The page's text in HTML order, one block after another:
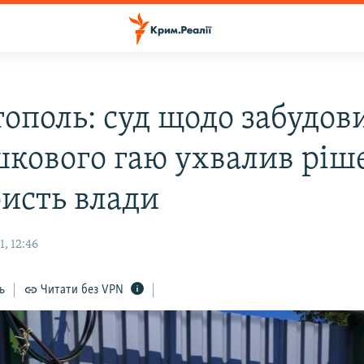
суд щодо
гаю ухвалив
влади
12:46
Читати без VPN